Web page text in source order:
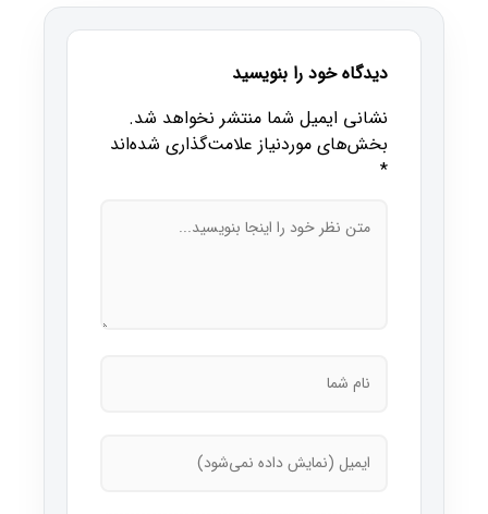
دیدگاه خود را بنویسید
نشانی ایمیل شما منتشر نخواهد شد.
بخش‌های موردنیاز علامت‌گذاری شده‌اند
*